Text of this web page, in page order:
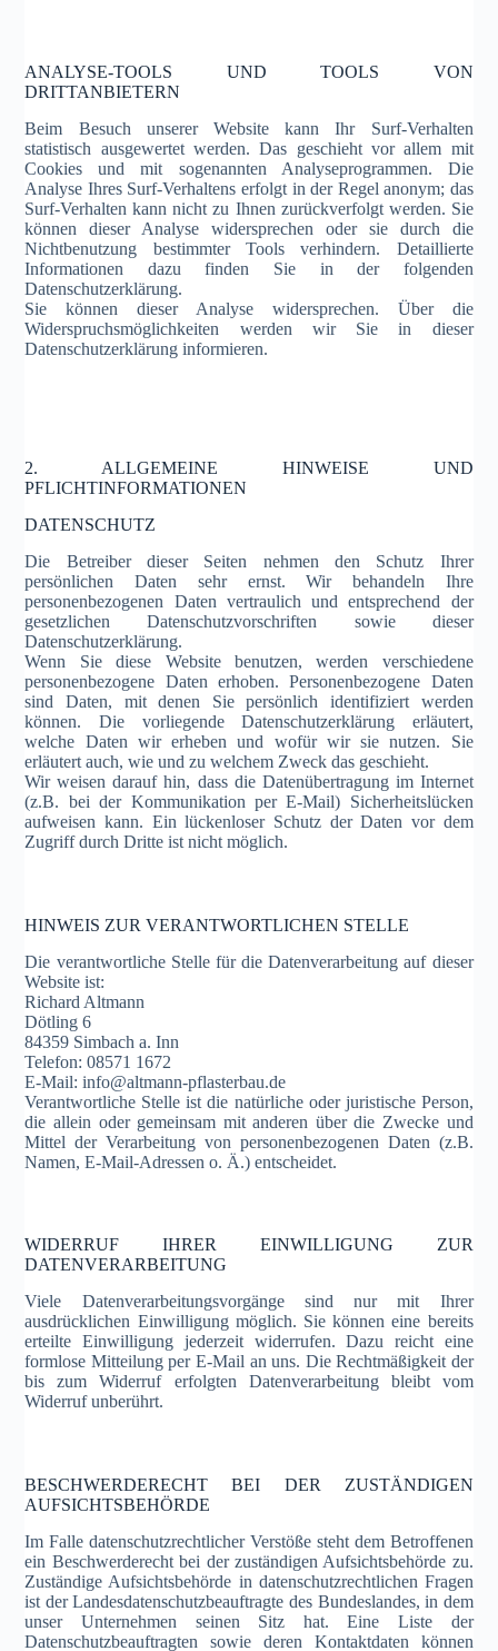
ANALYSE-TOOLS UND TOOLS VON
DRITTANBIETERN
Beim Besuch unserer Website kann Ihr Surf-Verhalten
statistisch ausgewertet werden. Das geschieht vor allem mit
Cookies und mit sogenannten Analyseprogrammen. Die
Analyse Ihres Surf-Verhaltens erfolgt in der Regel anonym; das
Surf-Verhalten kann nicht zu Ihnen zurückverfolgt werden. Sie
können dieser Analyse widersprechen oder sie durch die
Nichtbenutzung bestimmter Tools verhindern. Detaillierte
Informationen dazu finden Sie in der folgenden
Datenschutzerklärung.
Sie können dieser Analyse widersprechen. Über die
Widerspruchsmöglichkeiten werden wir Sie in dieser
Datenschutzerklärung informieren.
2. ALLGEMEINE HINWEISE UND
PFLICHTINFORMATIONEN
DATENSCHUTZ
Die Betreiber dieser Seiten nehmen den Schutz Ihrer
persönlichen Daten sehr ernst. Wir behandeln Ihre
personenbezogenen Daten vertraulich und entsprechend der
gesetzlichen Datenschutzvorschriften sowie dieser
Datenschutzerklärung.
Wenn Sie diese Website benutzen, werden verschiedene
personenbezogene Daten erhoben. Personenbezogene Daten
sind Daten, mit denen Sie persönlich identifiziert werden
können. Die vorliegende Datenschutzerklärung erläutert,
welche Daten wir erheben und wofür wir sie nutzen. Sie
erläutert auch, wie und zu welchem Zweck das geschieht.
Wir weisen darauf hin, dass die Datenübertragung im Internet
(z.B. bei der Kommunikation per E-Mail) Sicherheitslücken
aufweisen kann. Ein lückenloser Schutz der Daten vor dem
Zugriff durch Dritte ist nicht möglich.
HINWEIS ZUR VERANTWORTLICHEN STELLE
Die verantwortliche Stelle für die Datenverarbeitung auf dieser
Website ist:
Richard Altmann
Dötling 6
84359 Simbach a. Inn
Telefon: 08571 1672
E-Mail: info@altmann-pflasterbau.de
Verantwortliche Stelle ist die natürliche oder juristische Person,
die allein oder gemeinsam mit anderen über die Zwecke und
Mittel der Verarbeitung von personenbezogenen Daten (z.B.
Namen, E-Mail-Adressen o. Ä.) entscheidet.
WIDERRUF IHRER EINWILLIGUNG ZUR
DATENVERARBEITUNG
Viele Datenverarbeitungsvorgänge sind nur mit Ihrer
ausdrücklichen Einwilligung möglich. Sie können eine bereits
erteilte Einwilligung jederzeit widerrufen. Dazu reicht eine
formlose Mitteilung per E-Mail an uns. Die Rechtmäßigkeit der
bis zum Widerruf erfolgten Datenverarbeitung bleibt vom
Widerruf unberührt.
BESCHWERDERECHT BEI DER ZUSTÄNDIGEN
AUFSICHTSBEHÖRDE
Im Falle datenschutzrechtlicher Verstöße steht dem Betroffenen
ein Beschwerderecht bei der zuständigen Aufsichtsbehörde zu.
Zuständige Aufsichtsbehörde in datenschutzrechtlichen Fragen
ist der Landesdatenschutzbeauftragte des Bundeslandes, in dem
unser Unternehmen seinen Sitz hat. Eine Liste der
Datenschutzbeauftragten sowie deren Kontaktdaten können